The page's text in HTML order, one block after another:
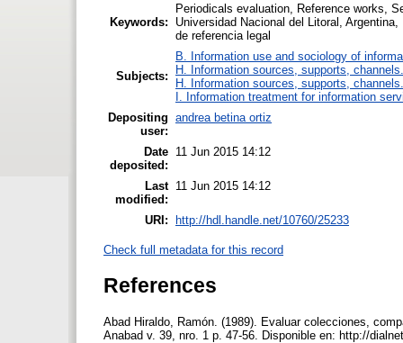
Keywords:
Periodicals evaluation, Reference works,
Universidad Nacional del Litoral,
de referencia legal
Subjects:
B. Information use and sociology of
H. Information sources, supports, channels.
H. Information sources, supports, channels.
I. Information treatment for information
Depositing
user:
andrea betina ortiz
Date
deposited:
11 Jun 2015 14:12
Last
modified:
11 Jun 2015 14:12
URI: http://hdl.handle.net/10760/25233
Check full metadata for this record
References
Abad Hiraldo, Ramón. (1989). Evaluar colecciones,
Anabad v. 39, nro. 1 p. 47-56. Disponible en: http://